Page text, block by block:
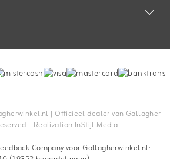
| Officieel dealer van Gallagher
- Realization InStijl Media
Companyvoor Gallagherwinkel.nl: